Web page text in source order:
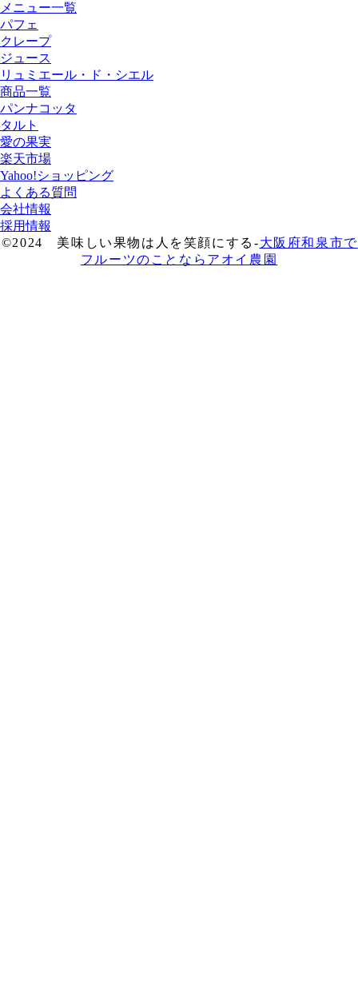
メニュー一覧
パフェ
クレープ
ジュース
リュミエール・ド・シエル
商品一覧
パンナコッタ
タルト
愛の果実
楽天市場
Yahoo!ショッピング
よくある質問
会社情報
採用情報
©2024 美味しい果物は人を笑顔にする-大阪府和泉市で
フルーツのことならアオイ農園